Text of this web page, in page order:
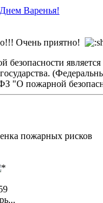
Варенья!
Очень приятно!
безопасности
"О пожарной
пожарных рисков